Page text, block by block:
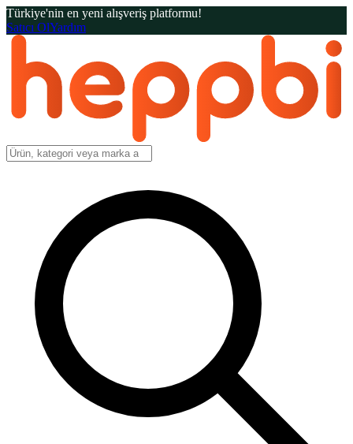
Türkiye'nin en yeni alışveriş platformu!
Satıcı OlYardım